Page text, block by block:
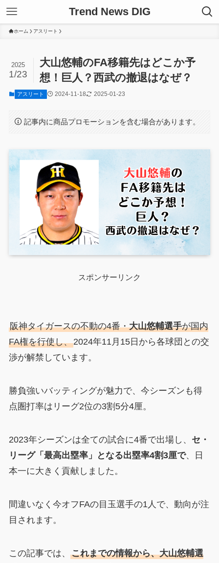
Trend News DIG
ホーム アスリート
大山悠輔のFA移籍先はどこか予
想！巨人？西武の撤退はなぜ？
2025
1/23
アスリート 2024-11-18 2025-01-23
記事内に商品プロモーションを含む場合があります。
スポンサーリンク
阪神タイガースの不動の4番・大山悠輔選手が国内
FA権を行使し、2024年11月15日から各球団との交
渉が解禁しています。
勝負強いバッティングが魅力で、今シーズンも得
点圏打率はリーグ2位の3割5分4厘。
2023年シーズンは全ての試合に4番で出場し、 セ・
リーグ「最高出塁率」となる出塁率4割3厘で、日
本一に大きく貢献しました。
間違いなく今オフFAの目玉選手の1人で、動向が注
目されます。
この記事では、 これまでの情報から、大山悠輔選